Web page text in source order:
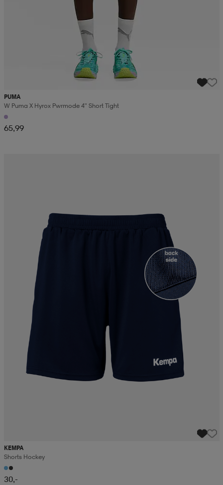
PUMA
W Puma X Hyrox Pwrmode 4" Short Tight
65,99
KEMPA
Shorts Hockey
30,-